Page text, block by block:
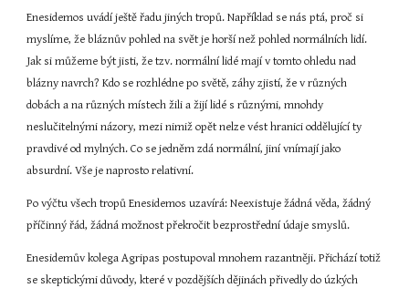
Enesidemos uvádí ještě řadu jiných tropů. Například se nás ptá, proč si
myslíme, že bláznův pohled na svět je horší než pohled normálních lidí.
Jak si můžeme být jisti, že tzv. normální lidé mají v tomto ohledu nad
blázny navrch? Kdo se rozhlédne po světě, záhy zjistí, že v různých
dobách a na různých místech žili a žijí lidé s různými, mnohdy
neslučitelnými názory, mezi nimiž opět nelze vést hranici oddělující ty
pravdivé od mylných. Co se jedněm zdá normální, jiní vnímají jako
absurdní. Vše je naprosto relativní.
Po výčtu všech tropů Enesidemos uzavírá: Neexistuje žádná věda, žádný
příčinný řád, žádná možnost překročit bezprostřední údaje smyslů.
Enesidemův kolega Agripas postupoval mnohem razantněji. Přichází totiž
se skeptickými důvody, které v pozdějších dějinách přivedly do úzkých